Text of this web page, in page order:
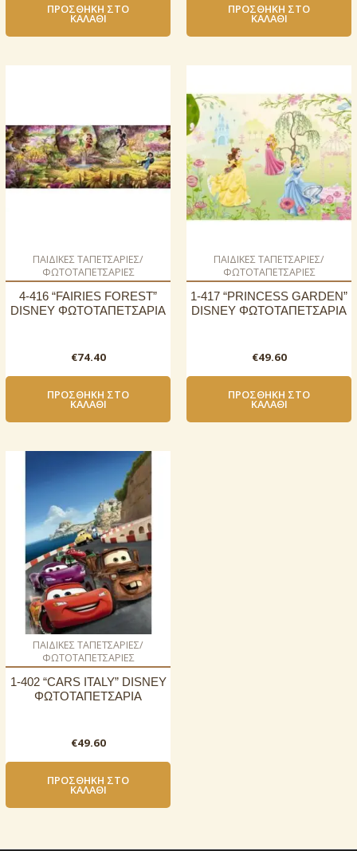
ΠΡΟΣΘΉΚΗ ΣΤΟ
ΚΑΛΆΘΙ
ΠΡΟΣΘΉΚΗ ΣΤΟ
ΚΑΛΆΘΙ
ΠΑΙΔΙΚΕΣ ΤΑΠΕΤΣΑΡΙΕΣ/
ΦΩΤΟΤΑΠΕΤΣΑΡΙΕΣ
4-416 “FAIRIES FOREST”
DISNEY ΦΩΤΟΤΑΠΕΤΣΑΡΙΑ
€74.40
ΠΡΟΣΘΉΚΗ ΣΤΟ
ΚΑΛΆΘΙ
ΠΑΙΔΙΚΕΣ ΤΑΠΕΤΣΑΡΙΕΣ/
ΦΩΤΟΤΑΠΕΤΣΑΡΙΕΣ
1-417 “PRINCESS GARDEN”
DISNEY ΦΩΤΟΤΑΠΕΤΣΑΡΙΑ
€49.60
ΠΡΟΣΘΉΚΗ ΣΤΟ
ΚΑΛΆΘΙ
ΠΑΙΔΙΚΕΣ ΤΑΠΕΤΣΑΡΙΕΣ/
ΦΩΤΟΤΑΠΕΤΣΑΡΙΕΣ
1-402 “CARS ITALY” DISNEY
ΦΩΤΟΤΑΠΕΤΣΑΡΙΑ
€49.60
ΠΡΟΣΘΉΚΗ ΣΤΟ
ΚΑΛΆΘΙ